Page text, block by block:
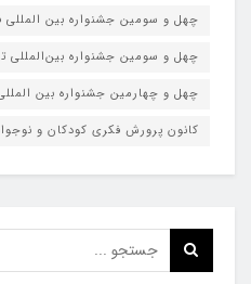
چهل و سومین جشنواره بین المللی
چهل و سومین جشنواره بین‌المللی
چهل و چهارمین جشنواره بین
کانون پرورش فکری کودکان و